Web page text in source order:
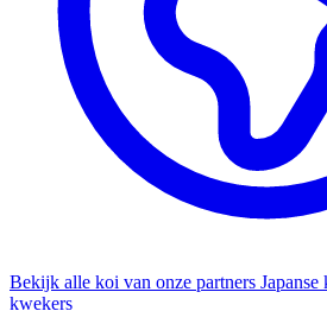
Bekijk alle koi van onze partners Japanse
kwekers